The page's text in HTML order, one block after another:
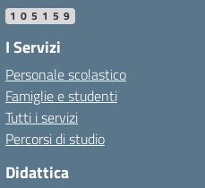
105159
I Servizi
Personale scolastico
Famiglie e studenti
Tutti i servizi
Percorsi di studio
Didattica